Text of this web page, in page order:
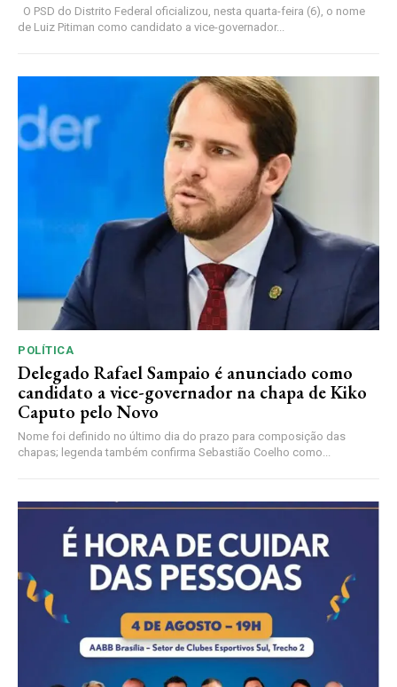
de Luiz Pitiman como candidato a vice-governador...
POLÍTICA
Delegado Rafael Sampaio é anunciado como
candidato a vice-governador na chapa de Kiko
Caputo pelo Novo
Nome foi definido no último dia do prazo para composição das
chapas; legenda também confirma Sebastião Coelho como...